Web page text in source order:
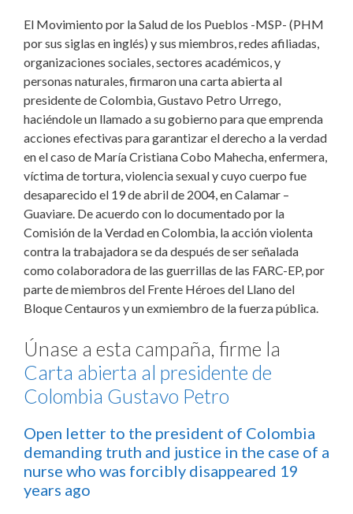
El Movimiento por la Salud de los Pueblos -MSP- (PHM
por sus siglas en inglés) y sus miembros, redes afiliadas,
organizaciones sociales, sectores académicos, y
personas naturales, firmaron una carta abierta al
presidente de Colombia, Gustavo Petro Urrego,
haciéndole un llamado a su gobierno para que emprenda
acciones efectivas para garantizar el derecho a la verdad
en el caso de María Cristiana Cobo Mahecha, enfermera,
víctima de tortura, violencia sexual y cuyo cuerpo fue
desaparecido el 19 de abril de 2004, en Calamar –
Guaviare. De acuerdo con lo documentado por la
Comisión de la Verdad en Colombia, la acción violenta
contra la trabajadora se da después de ser señalada
como colaboradora de las guerrillas de las FARC-EP, por
parte de miembros del Frente Héroes del Llano del
Bloque Centauros y un exmiembro de la fuerza pública.
Únase a esta campaña, firme la
Carta abierta al presidente de
Colombia Gustavo Petro
Open letter to the president of Colombia
demanding truth and justice in the case of a
nurse who was forcibly disappeared 19
years ago